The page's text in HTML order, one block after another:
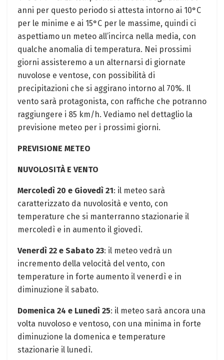
anni per questo periodo si attesta intorno ai 10°C
per le minime e ai 15°C per le massime, quindi ci
aspettiamo un meteo all’incirca nella media, con
qualche anomalia di temperatura. Nei prossimi
giorni assisteremo a un alternarsi di giornate
nuvolose e ventose, con possibilità di
precipitazioni che si aggirano intorno al 70%. Il
vento sarà protagonista, con raffiche che potranno
raggiungere i 85 km/h. Vediamo nel dettaglio la
previsione meteo per i prossimi giorni.
PREVISIONE METEO
NUVOLOSITÀ E VENTO
Mercoledì 20 e Giovedì 21: il meteo sarà
caratterizzato da nuvolosità e vento, con
temperature che si manterranno stazionarie il
mercoledì e in aumento il giovedì.
Venerdì 22 e Sabato 23: il meteo vedrà un
incremento della velocità del vento, con
temperature in forte aumento il venerdì e in
diminuzione il sabato.
Domenica 24 e Lunedì 25: il meteo sarà ancora una
volta nuvoloso e ventoso, con una minima in forte
diminuzione la domenica e temperature
stazionarie il lunedì.